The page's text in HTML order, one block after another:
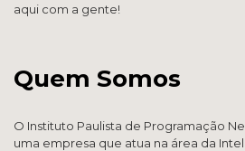
aqui com a gente!
Quem Somos
O Instituto Paulista de Programação
uma empresa que atua na área da